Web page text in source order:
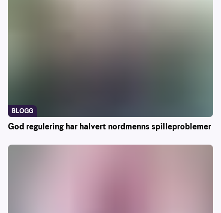
God regulering har halvert nordmenns spilleproblemer
BLOGG